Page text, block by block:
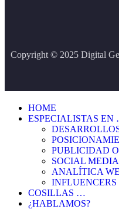
Copyright © 2025 Digital
HOME
ESPECIALISTAS EN
PUBLICIDAD
SOCIAL
ANALÍTICA
INFLUENCERS
COSILLAS …
¿HABLAMOS?